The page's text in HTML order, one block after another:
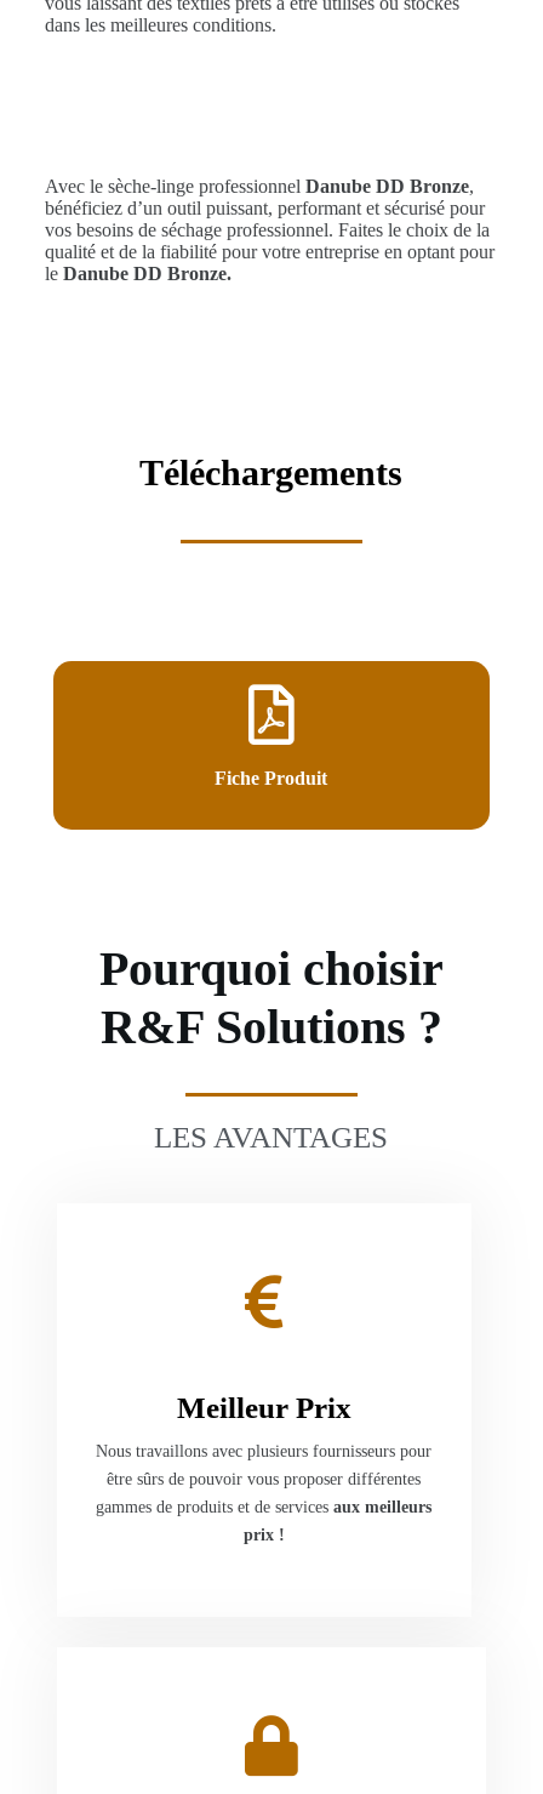
dans les meilleures conditions.
Avec le sèche-linge professionnel Danube DD Bronze,
bénéficiez d’un outil puissant, performant et sécurisé pour
vos besoins de séchage professionnel. Faites le choix de la
qualité et de la fiabilité pour votre entreprise en optant pour
le Danube DD Bronze.
Téléchargements
Fiche Produit
Pourquoi choisir
R&F Solutions ?
LES AVANTAGES
Meilleur Prix
Nous travaillons avec plusieurs fournisseurs pour
être sûrs de pouvoir vous proposer différentes
gammes de produits et de servicesaux meilleurs
prix !